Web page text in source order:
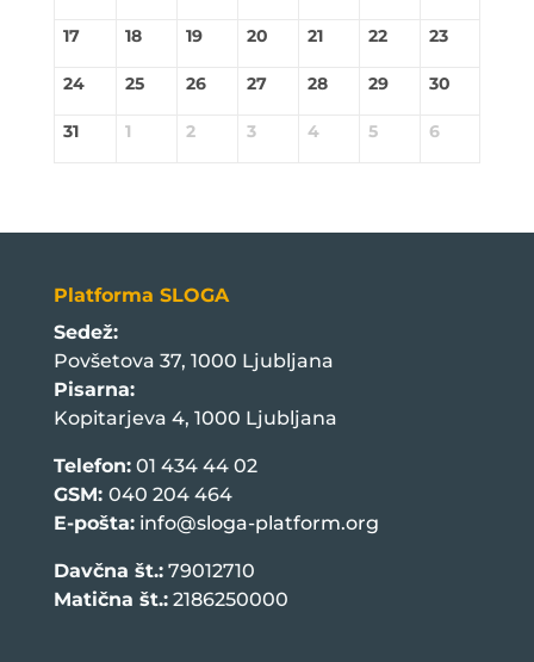
17 18 19 20 21 22 23
24 25 26 27 28 29 30
31 1 2 3 4 5 6
Platforma SLOGA
Sedež:
Povšetova 37, 1000 Ljubljana
Pisarna:
Kopitarjeva 4, 1000 Ljubljana
Telefon:01 434 44 02
GSM: 040 204 464
E-pošta: info@sloga-platform.org
Davčna št.:79012710
Matična št.:2186250000